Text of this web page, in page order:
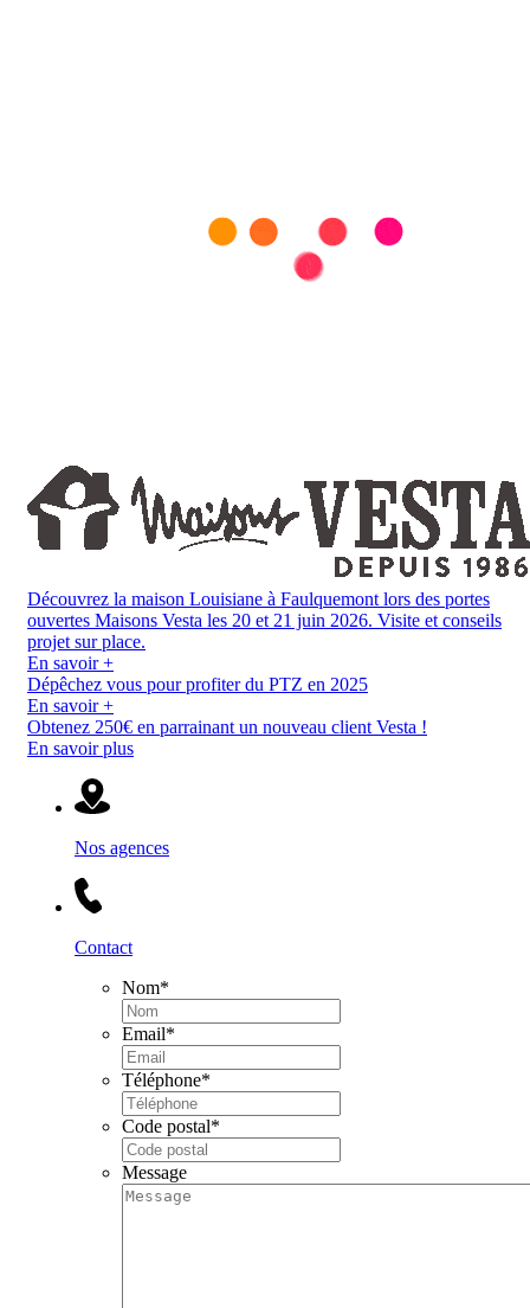
Découvrez la maison Louisiane à Faulquemont lors des portes
ouvertes Maisons Vesta les 20 et 21 juin 2026. Visite et conseils
projet sur place.
En savoir +
Dépêchez vous pour profiter du PTZ en 2025
En savoir +
Obtenez 250€ en parrainant un nouveau client Vesta !
En savoir plus
Nos agences
Contact
Nom*
Email*
Téléphone*
Code postal*
Message